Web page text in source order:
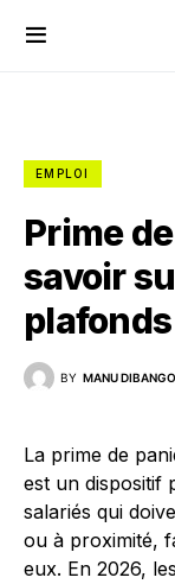
EMPLOI
Prime
savoir
BY MANU DIBANGO
La prime de
est un dispositif
salariés qui
ou à proximité,
eux. En 2026,